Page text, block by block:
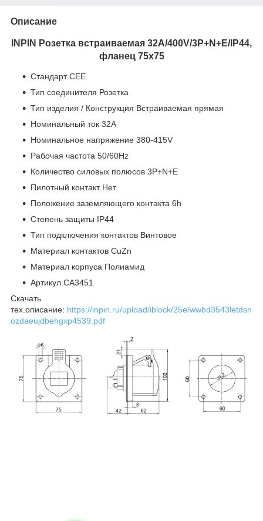
Описание
INPIN Розетка встраиваемая 32A/400V/3P+N+E/IP44,
фланец 75x75
Стандарт CEE
Тип соединителя Розетка
Тип изделия / Конструкция Встраиваемая прямая
Номинальный ток 32A
Номинальное напряжение 380-415V
Рабочая частота 50/60Hz
Количество силовых полюсов 3P+N+E
Пилотный контакт Нет
Положение заземляющего контакта 6h
Степень защиты IP44
Тип подключения контактов Винтовое
Материал контактов CuZn
Материал корпуса Полиамид
Артикул CA3451
Скачать
тех.описание: https://inpin.ru/upload/iblock/25e/wwbd3543letdsn
ozdaeujdbehgxp4539.pdf